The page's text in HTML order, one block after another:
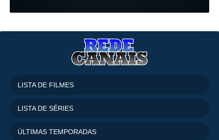
LISTA DE FILMES
LISTA DE SÉRIES
ÚLTIMAS TEMPORADAS